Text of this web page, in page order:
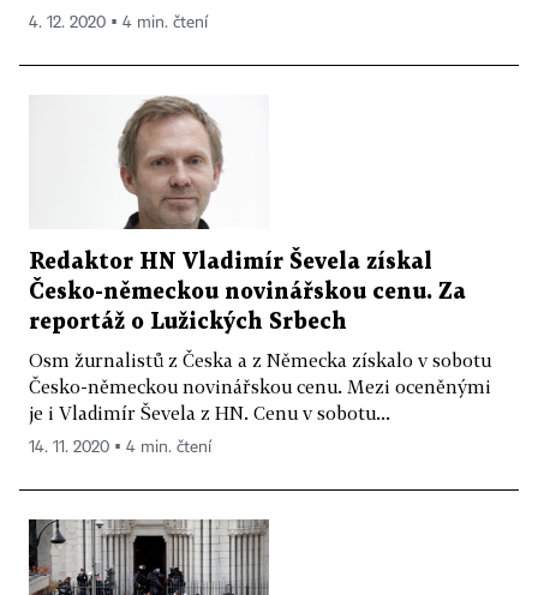
4. 12. 2020 ▪ 4 min. čtení
Redaktor HN Vladimír Ševela získal
Česko-německou novinářskou cenu. Za
reportáž o Lužických Srbech
Osm žurnalistů z Česka a z Německa získalo v sobotu
Česko-německou novinářskou cenu. Mezi oceněnými
je i Vladimír Ševela z HN. Cenu v sobotu...
14. 11. 2020 ▪ 4 min. čtení